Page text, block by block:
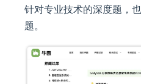
针对专业技术的深度题，
题。